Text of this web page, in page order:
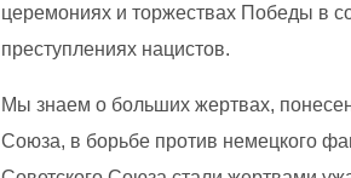
церемониях и торжествах Победы в
преступлениях нацистов.
Мы знаем о больших жертвах,
Союза, в борьбе против немецкого